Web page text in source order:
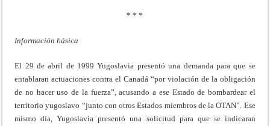
* * *
Información básica
El 29 de abril de 1999 Yugoslavia presentó una demanda para que se
entablaran actuaciones contra el Canadá “por violación de la obligación
de no hacer uso de la fuerza”, acusando a ese Estado de bombardear el
territorio yugoslavo “junto con otros Estados miembros de la OTAN”. Ese
mismo día, Yugoslavia presentó una solicitud para que se indicaran